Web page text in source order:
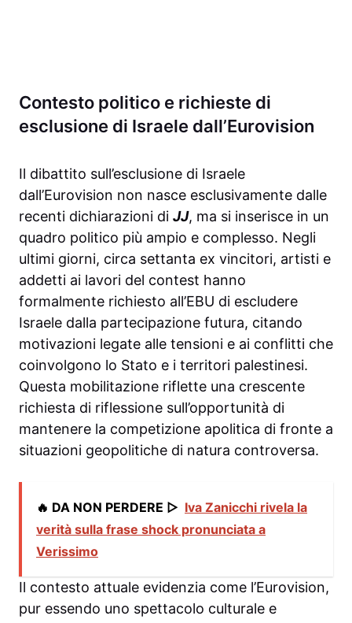
Contesto politico e richieste di
esclusione di Israele dall’Eurovision
Il dibattito sull’esclusione di Israele
dall’Eurovision non nasce esclusivamente dalle
recenti dichiarazioni di JJ, ma si inserisce in un
quadro politico più ampio e complesso. Negli
ultimi giorni, circa settanta ex vincitori, artisti e
addetti ai lavori del contest hanno
formalmente richiesto all’EBU di escludere
Israele dalla partecipazione futura, citando
motivazioni legate alle tensioni e ai conflitti che
coinvolgono lo Stato e i territori palestinesi.
Questa mobilitazione riflette una crescente
richiesta di riflessione sull’opportunità di
mantenere la competizione apolitica di fronte a
situazioni geopolitiche di natura controversa.
🔥 DA NON PERDERE ▷ Iva Zanicchi rivela la
verità sulla frase shock pronunciata a
Verissimo
Il contesto attuale evidenzia come l’Eurovision,
pur essendo uno spettacolo culturale e